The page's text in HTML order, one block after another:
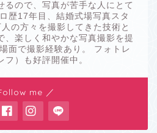
るので、写真が苦手な人にとて
歴17年目、結婚式場写真スタ
の方々を撮影してきた技術と
、楽しく和やかな写真撮影を提
面で撮影経験あり。 フォトレ
フ）も好評開催中。
me ／